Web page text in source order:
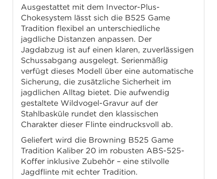
Ausgestattet mit dem Invector-Plus-
Chokesystem lässt sich die B525 Game
Tradition flexibel an unterschiedliche
jagdliche Distanzen anpassen. Der
Jagdabzug ist auf einen klaren, zuverlässigen
Schussabgang ausgelegt. Serienmäßig
verfügt dieses Modell über eine automatische
Sicherung, die zusätzliche Sicherheit im
jagdlichen Alltag bietet. Die aufwendig
gestaltete Wildvogel-Gravur auf der
Stahlbasküle rundet den klassischen
Charakter dieser Flinte eindrucksvoll ab.
Geliefert wird die Browning B525 Game
Tradition Kaliber 20 im robusten ABS-525-
Koffer inklusive Zubehör – eine stilvolle
Jagdflinte mit echter Tradition.